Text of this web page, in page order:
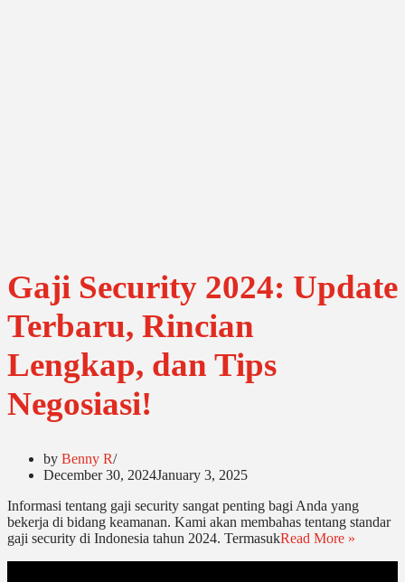
Gaji Security 2024: Update
Terbaru, Rincian
Lengkap, dan Tips
Negosiasi!
by Benny R
December 30, 2024January 3, 2025
Informasi tentang gaji security sangat penting bagi Anda yang
bekerja di bidang keamanan. Kami akan membahas tentang standar
gaji security di Indonesia tahun 2024. TermasukRead More »